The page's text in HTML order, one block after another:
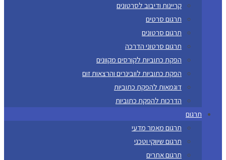
קריינות ודיבוב לסרטונים
תרגום סרטים
תרגום סרטונים
תרגום סרטוני הדרכה
הפקת כתוביות לקורסים מקוונים
הפקת כתוביות לוובינרים והרצאות זום
דוגמאות להפקת כתוביות
הדרכות להפקת כתוביות
תרגום
תרגום מאמר מדעי
תרגום שיווקי וטכני
תרגום אתרים